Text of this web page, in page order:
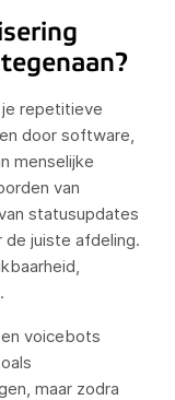
repetitieve
door software,
menselijke
van
statusupdates
de juiste afdeling.
voicebots
maar zodra